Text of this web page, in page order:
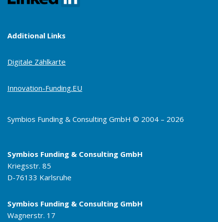
Additional Links
Digitale Zählkarte
Innovation-Funding.EU
Symbios Funding & Consulting GmbH © 2004 – 2026
Symbios Funding & Consulting GmbH
Kriegsstr. 85
D-76133 Karlsruhe
Symbios Funding & Consulting GmbH
Wagnerstr. 17